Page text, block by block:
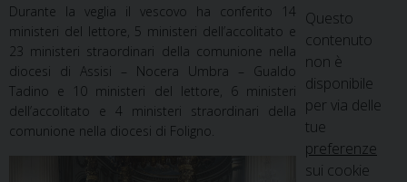
Durante la veglia il vescovo ha conferito 14
ministeri del lettore, 5 ministeri dell’accolitato e
23 ministeri straordinari della comunione nella
diocesi di Assisi – Nocera Umbra – Gualdo
Tadino e 10 ministeri del lettore, 6 ministeri
dell’accolitato e 4 ministeri straordinari della
comunione nella diocesi di Foligno.
Questo
contenuto
non è
disponibile
per via delle
tue
preferenze
sui cookie